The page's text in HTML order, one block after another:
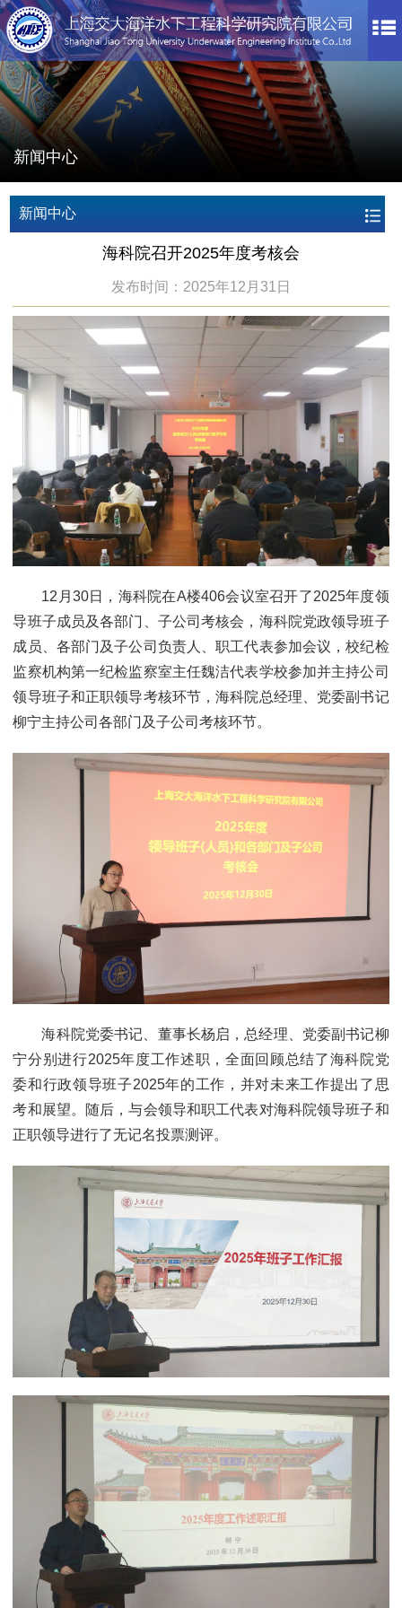
新闻中心
新闻中心
海科院召开2025年度考核会
发布时间：2025年12月31日
12月30日，海科院在A楼406会议室召开了2025年度领
导班子成员及各部门、子公司考核会，海科院党政领导班子
成员、各部门及子公司负责人、职工代表参加会议，校纪检
监察机构第一纪检监察室主任魏洁代表学校参加并主持公司
领导班子和正职领导考核环节，海科院总经理、党委副书记
柳宁主持公司各部门及子公司考核环节。
海科院党委书记、董事长杨启，总经理、党委副书记柳
宁分别进行2025年度工作述职，全面回顾总结了海科院党
委和行政领导班子2025年的工作，并对未来工作提出了思
考和展望。随后，与会领导和职工代表对海科院领导班子和
正职领导进行了无记名投票测评。